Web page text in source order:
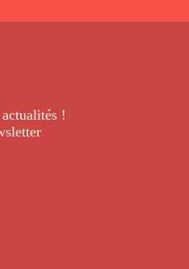
actualités !
.